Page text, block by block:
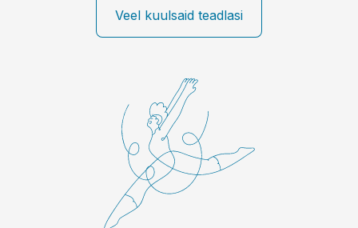
Veel kuulsaid teadlasi